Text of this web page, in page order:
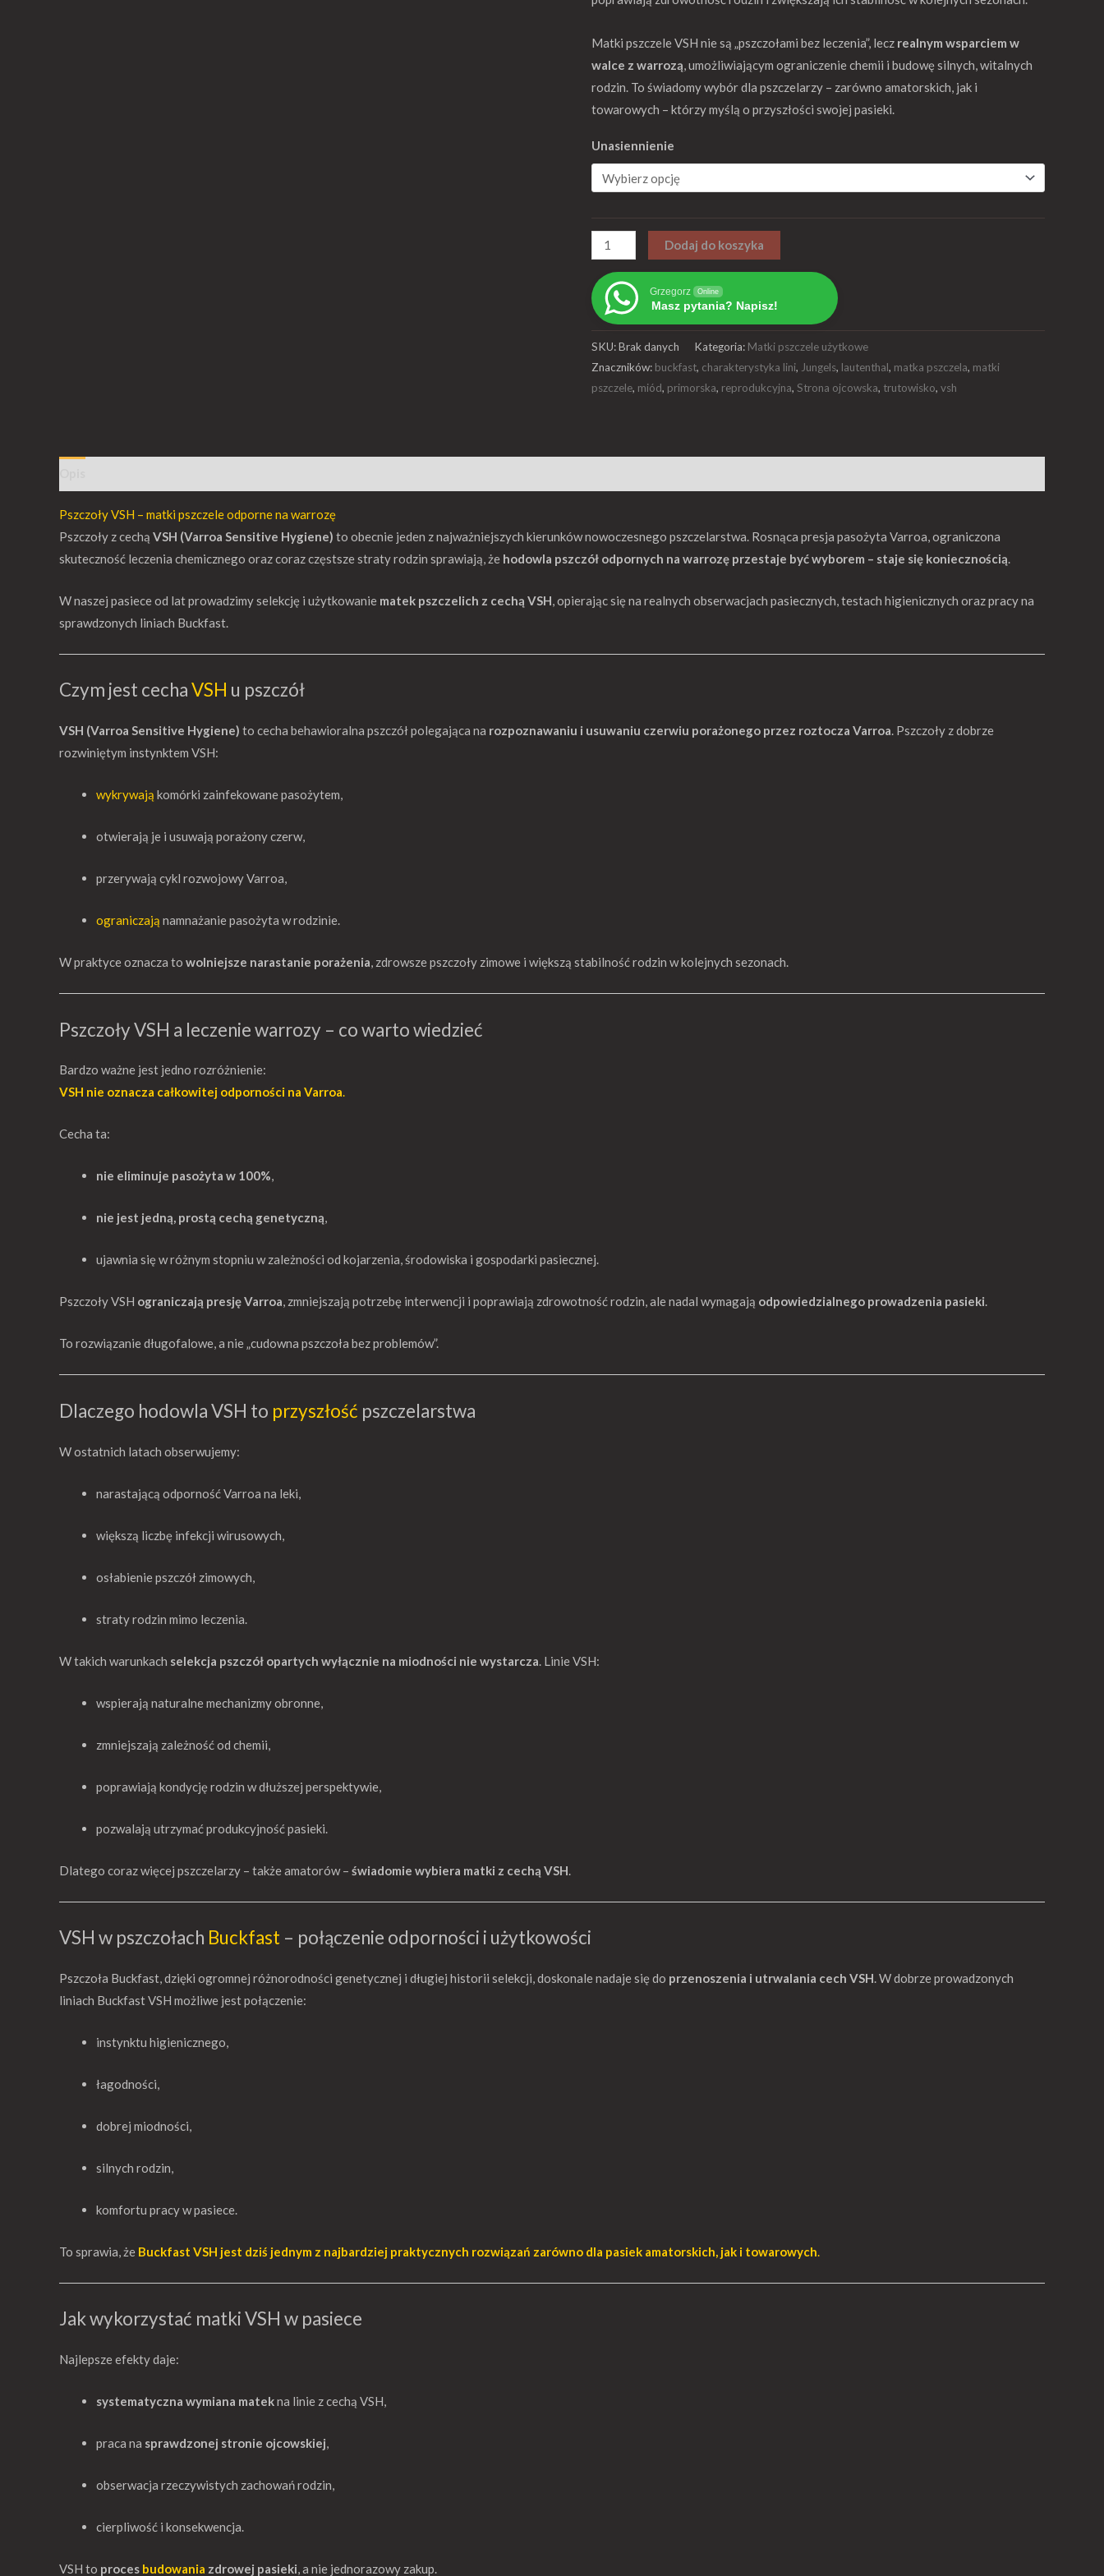
Matki pszczele VSH nie są „pszczołami bez leczenia”, lecz realnym wsparciem w
walce z warrozą, umożliwiającym ograniczenie chemii i budowę silnych, witalnych
rodzin. To świadomy wybór dla pszczelarzy – zarówno amatorskich, jak i
towarowych – którzy myślą o przyszłości swojej pasieki.
Unasiennienie
Dodaj do koszyka
Grzegorz Online
Masz pytania? Napisz!
SKU:Brak danych Kategoria: Matki pszczele użytkowe
Znaczników: buckfast, charakterystyka lini, Jungels, lautenthal, matka pszczela, matki
pszczele, miód, primorska, reprodukcyjna, Strona ojcowska, trutowisko, vsh
Pszczoły VSH – matki pszczele odporne na warrozę
Pszczoły z cechą VSH (Varroa Sensitive Hygiene) to obecnie jeden z najważniejszych kierunków nowoczesnego pszczelarstwa. Rosnąca presja pasożyta Varroa, ograniczona
skuteczność leczenia chemicznego oraz coraz częstsze straty rodzin sprawiają, że hodowla pszczół odpornych na warrozę przestaje być wyborem – staje się koniecznością.
W naszej pasiece od lat prowadzimy selekcję i użytkowanie matek pszczelich z cechą VSH, opierając się na realnych obserwacjach pasiecznych, testach higienicznych oraz pracy na
sprawdzonych liniach Buckfast.
Czym jest cechaVSH u pszczół
VSH (Varroa Sensitive Hygiene) to cecha behawioralna pszczół polegająca na rozpoznawaniu i usuwaniu czerwiu porażonego przez roztocza Varroa. Pszczoły z dobrze
rozwiniętym instynktem VSH:
wykrywają komórki zainfekowane pasożytem,
otwierają je i usuwają porażony czerw,
przerywają cykl rozwojowy Varroa,
ograniczają namnażanie pasożyta w rodzinie.
W praktyce oznacza to wolniejsze narastanie porażenia, zdrowsze pszczoły zimowe i większą stabilność rodzin w kolejnych sezonach.
Pszczoły VSH a leczenie warrozy – co warto wiedzieć
Bardzo ważne jest jedno rozróżnienie:
VSH nie oznacza całkowitej odporności na Varroa.
Cecha ta:
nie eliminuje pasożyta w 100%,
nie jest jedną, prostą cechą genetyczną,
ujawnia się w różnym stopniu w zależności od kojarzenia, środowiska i gospodarki pasiecznej.
Pszczoły VSH ograniczają presję Varroa, zmniejszają potrzebę interwencji i poprawiają zdrowotność rodzin, ale nadal wymagają odpowiedzialnego prowadzenia pasieki.
To rozwiązanie długofalowe, a nie „cudowna pszczoła bez problemów”.
Dlaczego hodowla VSH to przyszłość pszczelarstwa
W ostatnich latach obserwujemy:
narastającą odporność Varroa na leki,
większą liczbę infekcji wirusowych,
osłabienie pszczół zimowych,
straty rodzin mimo leczenia.
W takich warunkach selekcja pszczół opartych wyłącznie na miodności nie wystarcza. Linie VSH:
wspierają naturalne mechanizmy obronne,
zmniejszają zależność od chemii,
poprawiają kondycję rodzin w dłuższej perspektywie,
pozwalają utrzymać produkcyjność pasieki.
Dlatego coraz więcej pszczelarzy – także amatorów – świadomie wybiera matki z cechą VSH.
VSH w pszczołach Buckfast – połączenie odporności i użytkowości
Pszczoła Buckfast, dzięki ogromnej różnorodności genetycznej i długiej historii selekcji, doskonale nadaje się do przenoszenia i utrwalania cech VSH. W dobrze prowadzonych
liniach Buckfast VSH możliwe jest połączenie:
instynktu higienicznego,
łagodności,
dobrej miodności,
silnych rodzin,
komfortu pracy w pasiece.
To sprawia, że Buckfast VSH jest dziś jednym z najbardziej praktycznych rozwiązań zarówno dla pasiek amatorskich, jak i towarowych.
Jak wykorzystać matki VSH w pasiece
Najlepsze efekty daje:
systematyczna wymiana matekna linie z cechą VSH,
praca na sprawdzonej stronie ojcowskiej,
obserwacja rzeczywistych zachowań rodzin,
cierpliwość i konsekwencja.
VSH to proces budowania zdrowej pasieki, a nie jednorazowy zakup.